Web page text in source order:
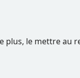
le mettre au